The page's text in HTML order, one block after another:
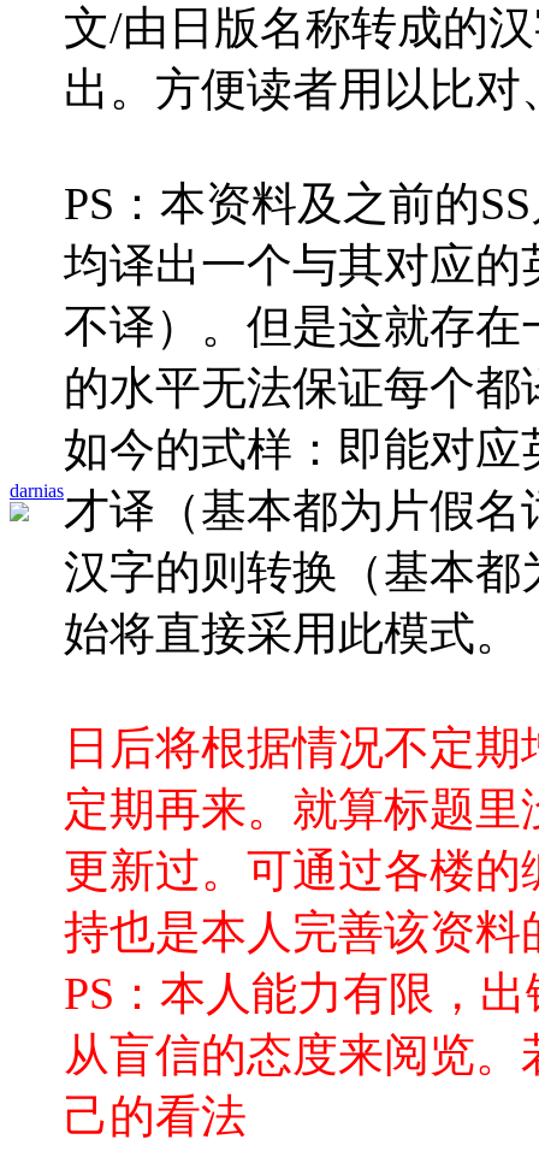
darnias
文/由日版名称转成的
出。方便读者用以比对
PS：本资料及之前的
均译出一个与其对应
不译）。但是这就存
的水平无法保证每个
如今的式样：即能对
才译（基本都为片假
汉字的则转换（基本
始将直接采用此模式。
日后将根据情况不定
定期再来。就算标题
更新过。可通过各楼
持也是本人完善该资
PS：本人能力有限，
从盲信的态度来阅览
己的看法